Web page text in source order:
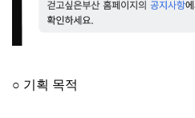
○ 기획 목적